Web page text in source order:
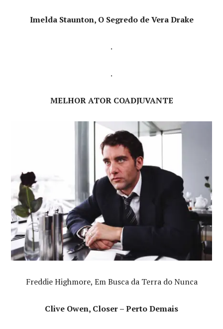
Imelda Staunton, O Segredo de Vera Drake
.
.
MELHOR ATOR COADJUVANTE
Freddie Highmore, Em Busca da Terra do Nunca
Clive Owen, Closer – Perto Demais